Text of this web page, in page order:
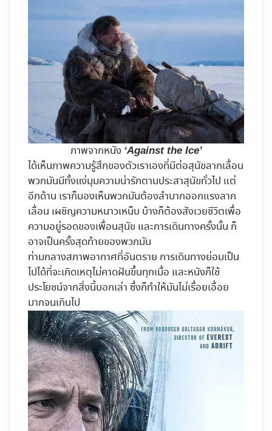
ภาพจากหนัง ‘Against the Ice’
ได้เห็นภาพความรู้สึกของตัวเราเองที่มีต่อสุนัขลากเลื่อน
พวกมันมีทั้งแง่มุมความน่ารักตามประสาสุนัขทั่วไป แต่
อีกด้าน เราก็มองเห็นพวกมันต้องลำบากออกแรงลาก
เลื่อน เผชิญความหนาวเหน็บ บ้างก็ต้องสังเวยชีวิตเพื่อ
ความอยู่รอดของเพื่อนสุนัข และการเดินทางครั้งนั้น ก็
อาจเป็นครั้งสุดท้ายของพวกมัน
ท่ามกลางสภาพอากาศที่อันตราย การเดินทางย่อมเป็น
ไปได้ที่จะเกิดเหตุไม่คาดฝันขึ้นทุกเมื่อ และหนังก็ใช้
ประโยชน์จากสิ่งนี้บอกเล่า ซึ่งก็ทำให้มันไม่เรื่อยเอื่อย
มากจนเกินไป